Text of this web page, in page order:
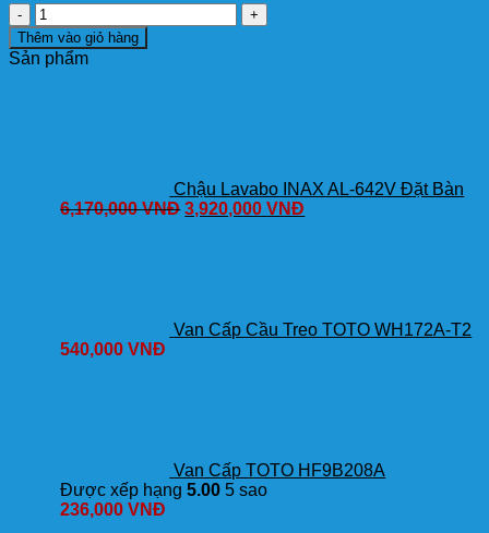
Sen
Cây
TOTO
TBW01002BA/TBS01302V/TBW01010A
Thêm vào giỏ hàng
Sản phẩm
Chậu Lavabo INAX AL-642V Đặt Bàn
6,170,000VNĐ 3,920,000VNĐ
Van Cấp Cầu Treo TOTO WH172A-T2
540,000VNĐ
Van Cấp TOTO HF9B208A
Được xếp hạng5.00 5 sao
236,000VNĐ